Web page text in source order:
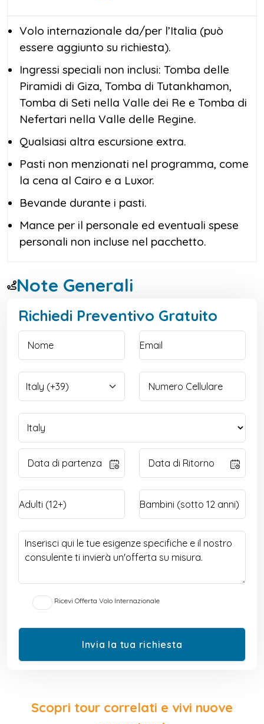
Volo internazionale da/per l’Italia (può
essere aggiunto su richiesta).
Ingressi speciali non inclusi: Tomba delle
Piramidi di Giza, Tomba di Tutankhamon,
Tomba di Seti nella Valle dei Re e Tomba di
Nefertari nella Valle delle Regine.
Qualsiasi altra escursione extra.
Pasti non menzionati nel programma, come
la cena al Cairo e a Luxor.
Bevande durante i pasti.
Mance per il personale ed eventuali spese
personali non incluse nel pacchetto.
Note Generali
Richiedi Preventivo Gratuito
Ricevi Offerta Volo Internazionale
Scopri tour correlati e vivi nuove